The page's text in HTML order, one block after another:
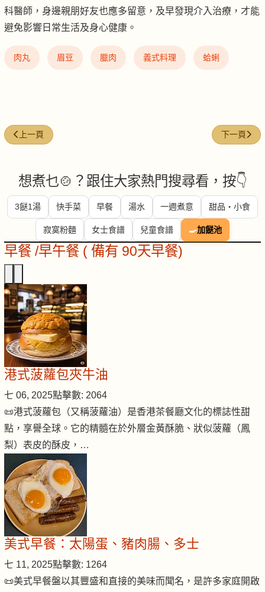
科醫師，身邊親朋好友也應多留意，及早發現介入治療，才能
避免影響日常生活及身心健康。
肉丸 眉豆 臘肉 義式料理 蛤蜊
上一篇文章: 吃宵夜一定會發胖？ 營養師:風險不低
上一頁 下一篇文
下一頁
想煮乜🍲？跟住大家熱門搜尋看，按👇
3餸1湯 快手菜 早餐 湯水 一週煮意 甜品・小食
寂寞粉麵 女士食譜 兒童食譜 🍳加餸池
早餐 /早午餐 ( 備有 90天早餐)
港式菠蘿包夾牛油
七 06, 2025點擊數: 2064
📜港式菠蘿包（又稱菠蘿油）是香港茶餐廳文化的標誌性甜
點，享譽全球。它的精髓在於外層金黃酥脆、狀似菠蘿（鳳
梨）表皮的酥皮，…
美式早餐：太陽蛋、豬肉腸、多士
七 11, 2025點擊數: 1264
📜美式早餐盤以其豐盛和直接的美味而聞名，是許多家庭開啟